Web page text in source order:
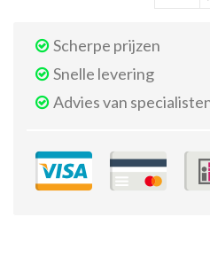
Scherpe prijzen
Snelle levering
Advies van